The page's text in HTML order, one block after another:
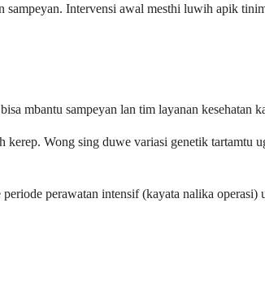
Intervensi awal mesthi luwih apik
mbantu sampeyan lan tim layanan kesehatan
Wong sing duwe variasi genetik tartamtu
perawatan intensif (kayata nalika operasi)